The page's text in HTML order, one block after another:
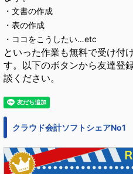
・文書の作成
・表の作成
・ココをこうしたい…etc
といった作業も無料で受け付
す。以下のボタンから友達登
談ください。
クラウド会計ソフトシェアNo1